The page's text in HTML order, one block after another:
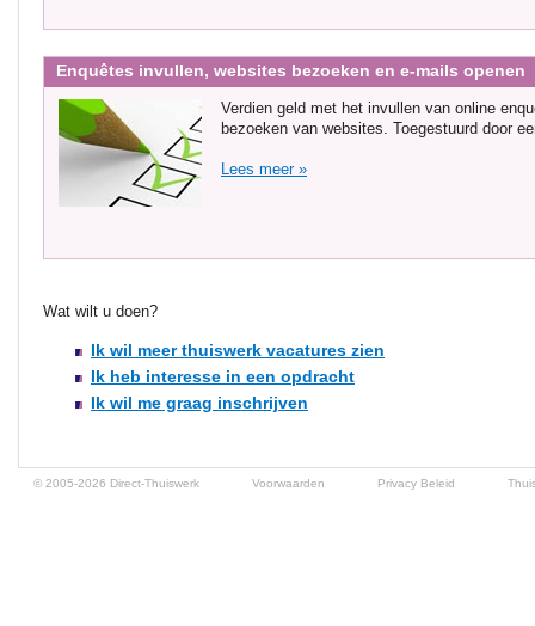
Enquêtes invullen, websites bezoeken en e-mails openen
Verdien geld met het invullen van online
bezoeken van websites. Toegestuurd door
Lees meer »
Wat wilt u doen?
Ik wil meer thuiswerk vacatures zien
Ik heb interesse in een opdracht
Ik wil me graag inschrijven
© 2005-2026 Direct-Thuiswerk Voorwaarden Privacy Beleid